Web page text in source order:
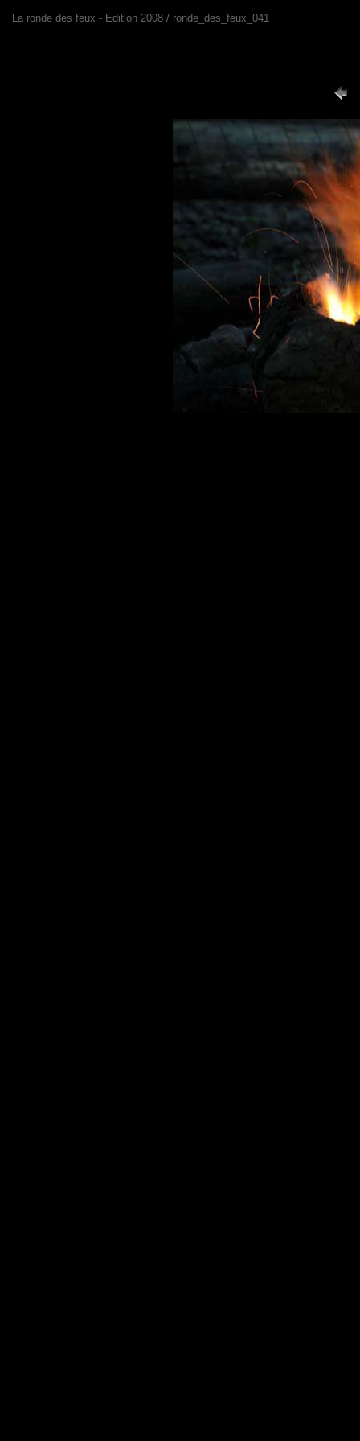
La ronde des feux - Edition 2008 / ronde_des_feux_041